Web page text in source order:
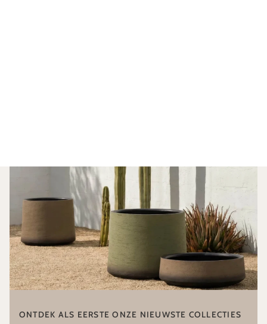
ONTDEK ALS EERSTE ONZE NIEUWSTE COLLECTIES